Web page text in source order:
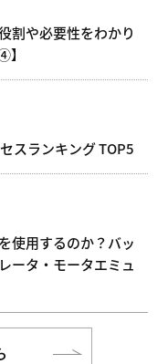
割や必要性をわかり
スランキング TOP5
使用するのか？バッ
ータ・モータエミュ